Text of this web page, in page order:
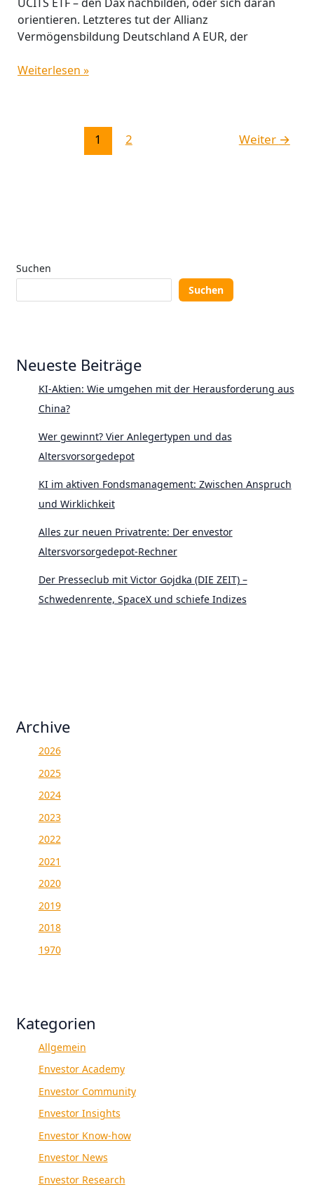
orientieren. Letzteres tut der Allianz
Vermögensbildung Deutschland A EUR, der
Weiterlesen »
1 2 Weiter →
Suchen
Suchen
Neueste Beiträge
KI-Aktien: Wie umgehen mit der Herausforderung aus
China?
Wer gewinnt? Vier Anlegertypen und das
Altersvorsorgedepot
KI im aktiven Fondsmanagement: Zwischen Anspruch
und Wirklichkeit
Alles zur neuen Privatrente: Der envestor
Altersvorsorgedepot-Rechner
Der Presseclub mit Victor Gojdka (DIE ZEIT) –
Schwedenrente, SpaceX und schiefe Indizes
Archive
2026
2025
2024
2023
2022
2021
2020
2019
2018
1970
Kategorien
Allgemein
Envestor Academy
Envestor Community
Envestor Insights
Envestor Know-how
Envestor News
Envestor Research